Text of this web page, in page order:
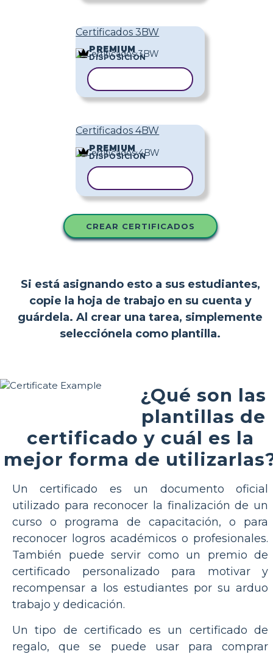
Certificados 3BW
PREMIUM
DISPOSICIÓN
Certificados 4BW
PREMIUM
DISPOSICIÓN
CREAR CERTIFICADOS
Si está asignando esto a sus estudiantes,
copie la hoja de trabajo en su cuenta y
guárdela. Al crear una tarea, simplemente
selecciónela como plantilla.
¿Qué son las
plantillas de
certificado y cuál es la
mejor forma de
Un certificado es un documento oficial
utilizado para reconocer la finalización de un
curso o programa de capacitación, o para
reconocer logros académicos o profesionales.
También puede servir como un premio de
certificado personalizado para motivar y
recompensar a los estudiantes por su arduo
trabajo y dedicación.
Un tipo de certificado es un certificado de
regalo, que se puede usar para comprar